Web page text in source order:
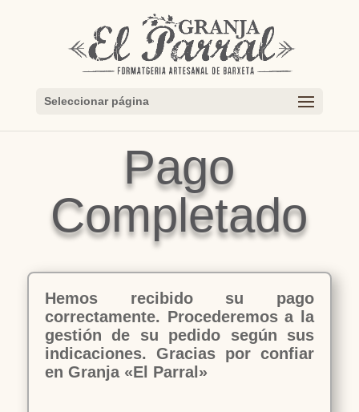
Seleccionar página
Pago
Completado
Hemos recibido su pago
correctamente. Procederemos a la
gestión de su pedido según sus
indicaciones. Gracias por confiar
en Granja «El Parral»